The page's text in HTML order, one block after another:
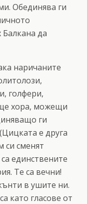
Обединява ги
да
наричаните
голфери,
хора, можещи
ги
е друга
си сменят
единствените
Те са вечни!
в ушите ни.
като гласове от